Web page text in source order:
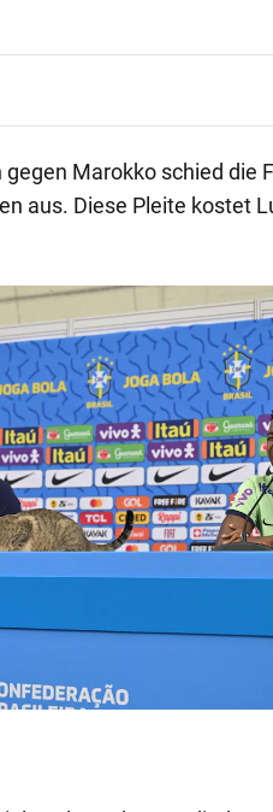
Marokko schied die
aus. Diese Pleite kostet